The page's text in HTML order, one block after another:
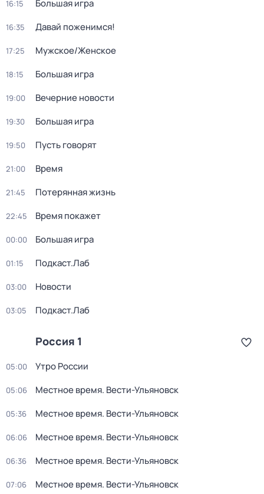
16:15 Большая игра
16:35 Давай поженимся!
17:25 Мужское/Женское
18:15 Большая игра
19:00 Вечерние новости
19:30 Большая игра
19:50 Пусть говорят
21:00 Время
21:45 Потерянная жизнь
22:45 Время покажет
00:00 Большая игра
01:15 Подкаст.Лаб
03:00 Новости
03:05 Подкаст.Лаб
Россия 1
05:00 Утро России
05:06 Местное время. Вести-Ульяновск
05:36 Местное время. Вести-Ульяновск
06:06 Местное время. Вести-Ульяновск
06:36 Местное время. Вести-Ульяновск
07:06 Местное время. Вести-Ульяновск